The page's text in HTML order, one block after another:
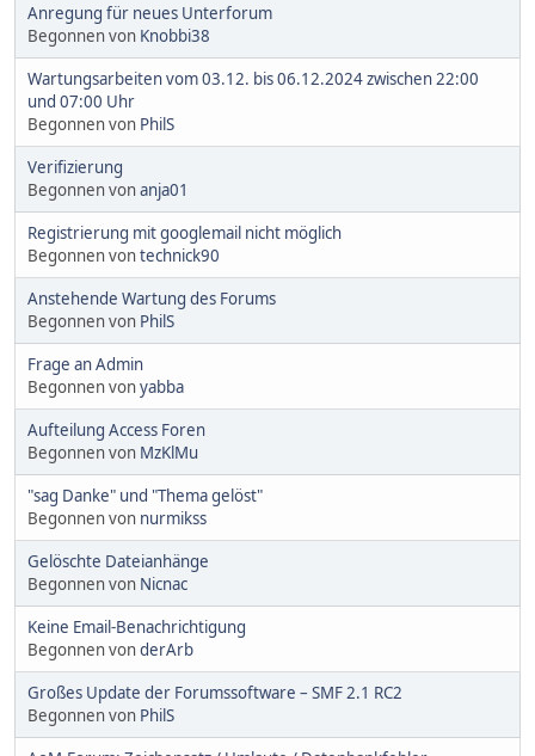
Anregung für neues Unterforum
Begonnen von Knobbi38
Wartungsarbeiten vom 03.12. bis 06.12.2024 zwischen 22:00
und 07:00 Uhr
Begonnen von PhilS
Verifizierung
Begonnen vonanja01
Registrierung mit googlemail nicht möglich
Begonnen vontechnick90
Anstehende Wartung des Forums
Begonnen von PhilS
Frage an Admin
Begonnen vonyabba
Aufteilung Access Foren
Begonnen von MzKlMu
"sag Danke" und "Thema gelöst"
Begonnen von nurmikss
Gelöschte Dateianhänge
Begonnen von Nicnac
Keine Email-Benachrichtigung
Begonnen vonderArb
Großes Update der Forumssoftware – SMF 2.1 RC2
Begonnen von PhilS